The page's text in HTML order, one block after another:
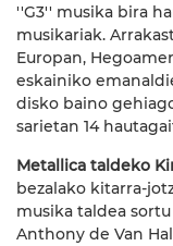
''G3'' musika bira
musikariak.
Europan,
eskainiko
disko baino
sarietan 14
Metallica taldeko
bezalako kitarra-
musika taldea
Anthony de Van